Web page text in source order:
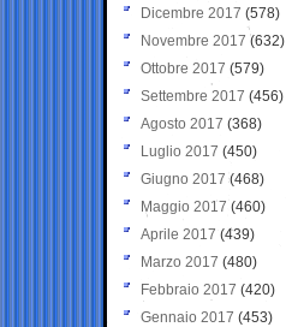
Dicembre 2017 (578)
Novembre 2017 (632)
Ottobre 2017 (579)
Settembre 2017 (456)
Agosto 2017 (368)
Luglio 2017 (450)
Giugno 2017 (468)
Maggio 2017 (460)
Aprile 2017 (439)
Marzo 2017 (480)
Febbraio 2017 (420)
Gennaio 2017 (453)